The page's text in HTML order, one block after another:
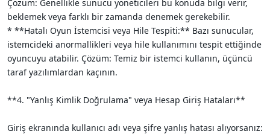
Çözüm: Genellikle sunucu yöneticileri bu konuda bilgi verir,
beklemek veya farklı bir zamanda denemek gerekebilir.
* **Hatalı Oyun İstemcisi veya Hile Tespiti:** Bazı sunucular,
istemcideki anormallikleri veya hile kullanımını tespit ettiğinde
oyuncuyu atabilir. Çözüm: Temiz bir istemci kullanın, üçüncü
taraf yazılımlardan kaçının.
**4. "Yanlış Kimlik Doğrulama" veya Hesap Giriş Hataları**
Giriş ekranında kullanıcı adı veya şifre yanlış hatası alıyorsanız: